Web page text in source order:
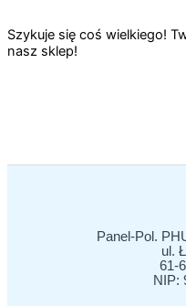
Szykuje się coś wielkiego!
nasz sklep!
Panel-Pol.
ul.
61-
NIP: